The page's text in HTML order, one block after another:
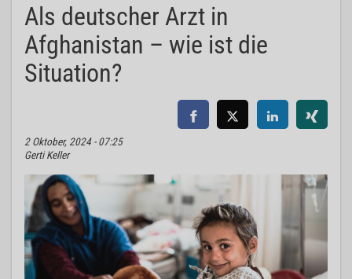
Als deutscher Arzt in
Afghanistan – wie ist die
Situation?
2 Oktober, 2024 - 07:25
Gerti Keller